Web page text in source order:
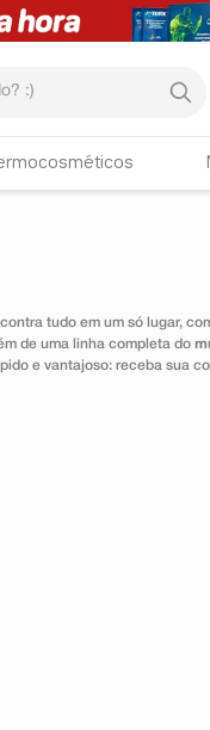
tudo em um só lugar,
de uma linha completa do
e vantajoso: receba sua